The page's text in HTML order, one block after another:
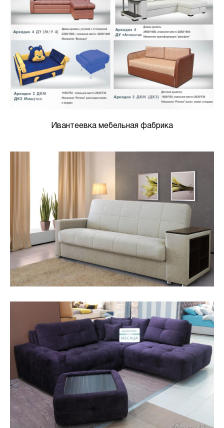
Ивантеевка мебельная фабрика